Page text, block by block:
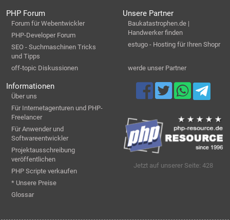
PHP Forum
Forum für Webentwickler
PHP-Developer Forum
SEO - Suchmaschinen Tricks
und Tipps
off-topic Diskussionen
Unsere Partner
Baukatastrophen.de |
Handwerker finden
estugo - Hosting für Ihren Shopr
werde unser Partner
Informationen
Über uns
Für Internetagenturen und PHP-
Freelancer
Für Anwender und
Softwareentwickler
Projektausschreibung
veröffentlichen
PHP Scripte verkaufen
* Unsere Preise
Glossar
Jetzt auf unserer Seite: 428